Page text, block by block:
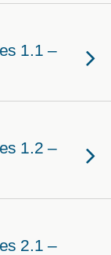
1.1 –
1.2 –
2.1 –